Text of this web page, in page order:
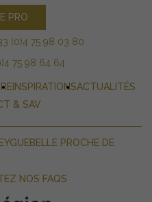
PRO
(0)4 75 98 03 80
75 98 64 64
INSPIRATIONSACTUALITÉS
& SAV
PROCHE DE
NOS FAQS